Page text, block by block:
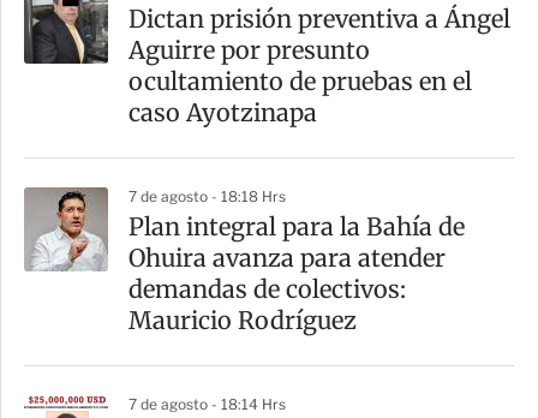
Dictan prisión preventiva a Ángel
Aguirre por presunto
ocultamiento de pruebas en el
caso Ayotzinapa
7 de agosto - 18:18 Hrs
Plan integral para la Bahía de
Ohuira avanza para atender
demandas de colectivos:
Mauricio Rodríguez
7 de agosto - 18:14 Hrs